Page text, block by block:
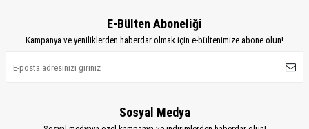
E-Bülten Aboneliği
Kampanya ve yeniliklerden haberdar olmak için e-bültenimize abone olun!
Sosyal Medya